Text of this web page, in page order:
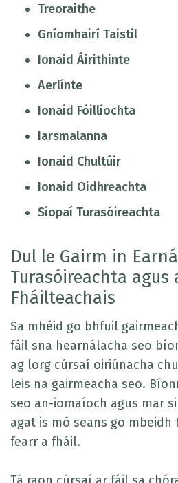
Treoraithe
Gníomhairí Taistil
Ionaid Áirithinte
Aerlínte
Ionaid Fóillíochta
Iarsmalanna
Ionaid Chultúir
Ionaid Oidhreachta
Siopaí Turasóireachta
Dul le Gairm in
Turasóireachta agus
Fháilteachais
Sa mhéid go bhfuil
fáil sna hearnálacha seo
ag lorg cúrsaí oiriúnacha
leis na gairmeacha seo.
seo an-iomaíoch agus mar
agat is mó seans go
fearr a fháil.